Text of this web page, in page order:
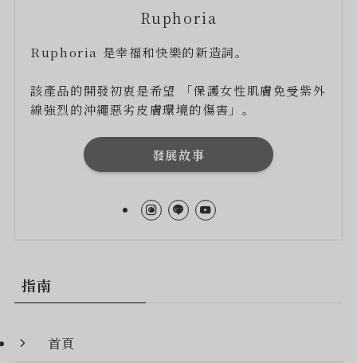
Ruphoria
Ruphoria 是幸福和快樂的新造詞。
該產品的開發初衷是希望 「保護女性肌膚免受紫外
線強烈的沖繩惡劣皮膚環境的傷害」。
發展故事
指南
首頁